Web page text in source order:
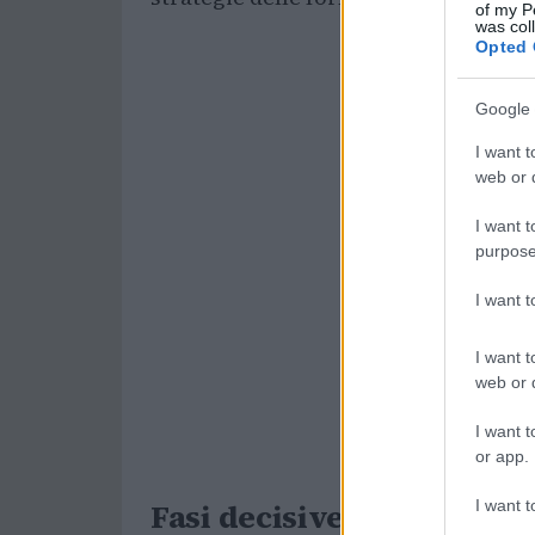
of my
was
Opted
Google
I want
web or
I want
I want
I want
web or
I want
or app.
I want
Fasi decisive della gara